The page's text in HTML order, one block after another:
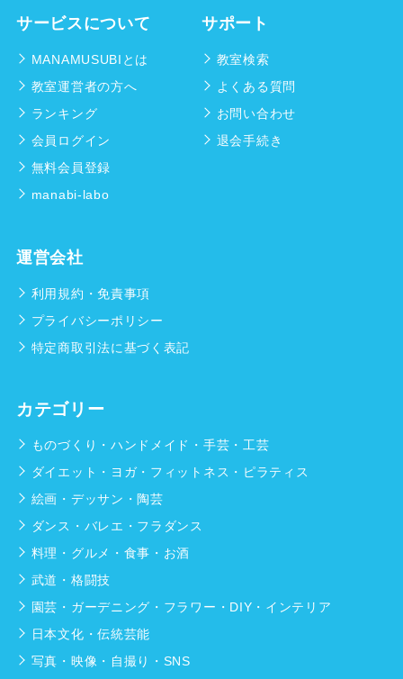
サービスについて
MANAMUSUBIとは
教室運営者の方へ
ランキング
会員ログイン
無料会員登録
manabi-labo
サポート
教室検索
よくある質問
お問い合わせ
退会手続き
運営会社
利用規約・免責事項
プライバシーポリシー
特定商取引法に基づく表記
カテゴリー
ものづくり・ハンドメイド・手芸・工芸
ダイエット・ヨガ・フィットネス・ピラティス
絵画・デッサン・陶芸
ダンス・バレエ・フラダンス
料理・グルメ・食事・お酒
武道・格闘技
園芸・ガーデニング・フラワー・DIY・インテリア
日本文化・伝統芸能
写真・映像・自撮り・SNS